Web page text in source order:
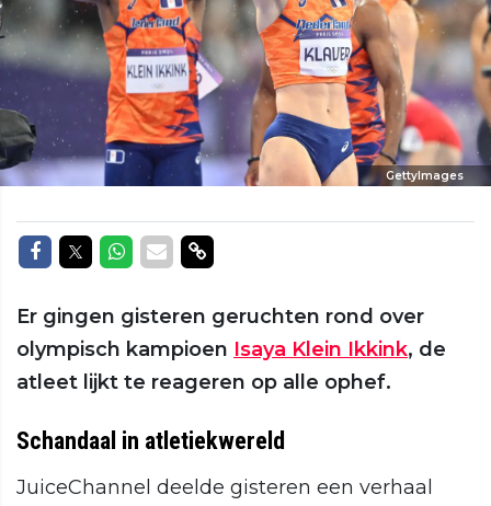
GettyImages
Delen op Facebook
Delen op Twitter
Delen op Whatsapp
Delen via Mail
Delen via link
Er gingen gisteren geruchten rond over
olympisch kampioen Isaya Klein Ikkink, de
atleet lijkt te reageren op alle ophef.
Schandaal in atletiekwereld
JuiceChannel deelde gisteren een verhaal